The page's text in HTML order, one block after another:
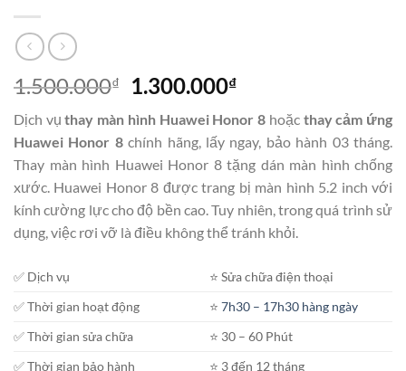
1.500.000₫
Giá
là:
1.500.000₫.
1.300.000₫Giá
tại
là:
1.300.000₫.
Dịch vụthay màn hình Huawei Honor 8 hoặc thay cảm ứng
Huawei Honor 8chính hãng, lấy ngay, bảo hành 03 tháng.
Thay màn hình Huawei Honor 8 tặng dán màn hình chống
xước. Huawei Honor 8 được trang bị màn hình 5.2 inch với
kính cường lực cho độ bền cao. Tuy nhiên, trong quá trình sử
dụng, việc rơi vỡ là điều không thể tránh khỏi.
✅ Dịch vụ
⭐️ Sửa chữa điện thoại
✅ Thời gian hoạt động
⭐️7h30 – 17h30 hàng ngày
✅ Thời gian sửa chữa
⭐️ 30 – 60 Phút
✅ Thời gian bảo hành
⭐️ 3 đến 12 tháng